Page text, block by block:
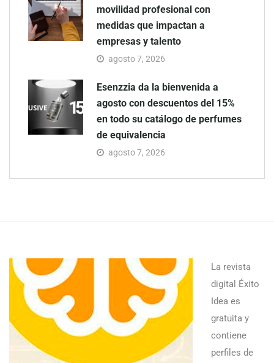
movilidad profesional con
medidas que impactan a
empresas y talento
agosto 7, 2026
Esenzzia da la bienvenida a
agosto con descuentos del 15%
en todo su catálogo de perfumes
de equivalencia
agosto 7, 2026
La revista
digital Éxito
Idea es
gratuita y
contiene
perfiles de